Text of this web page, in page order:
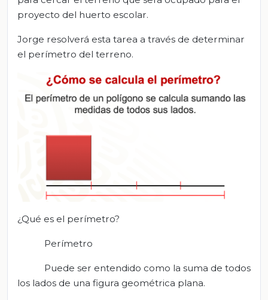
proyecto del huerto escolar.
Jorge resolverá esta tarea a través de determinar
el perímetro del terreno.
¿Qué es el perímetro?
Perímetro
Puede ser entendido como la suma de todos
los lados de una figura geométrica plana.